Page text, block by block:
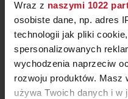
Wraz z naszymi 1022
osobiste dane, np. adres
technologii jak pliki
spersonalizowanych
wychodzenia naprzeciw
rozwoju produktów. Masz
używa Twoich danych i w
ZAPYTAJ O